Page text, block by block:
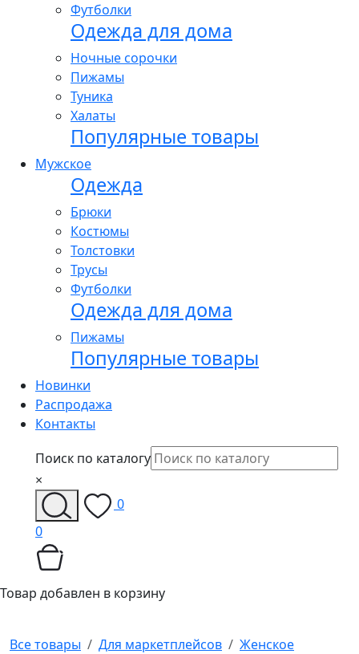
Футболки
Одежда для дома
Ночные сорочки
Пижамы
Туника
Халаты
Популярные товары
Мужское
Одежда
Брюки
Костюмы
Толстовки
Трусы
Футболки
Одежда для дома
Пижамы
Популярные товары
Новинки
Распродажа
Контакты
Поиск по каталогу
×
0
0
Товар добавлен в корзину
Все товары Для маркетплейсов
Женское